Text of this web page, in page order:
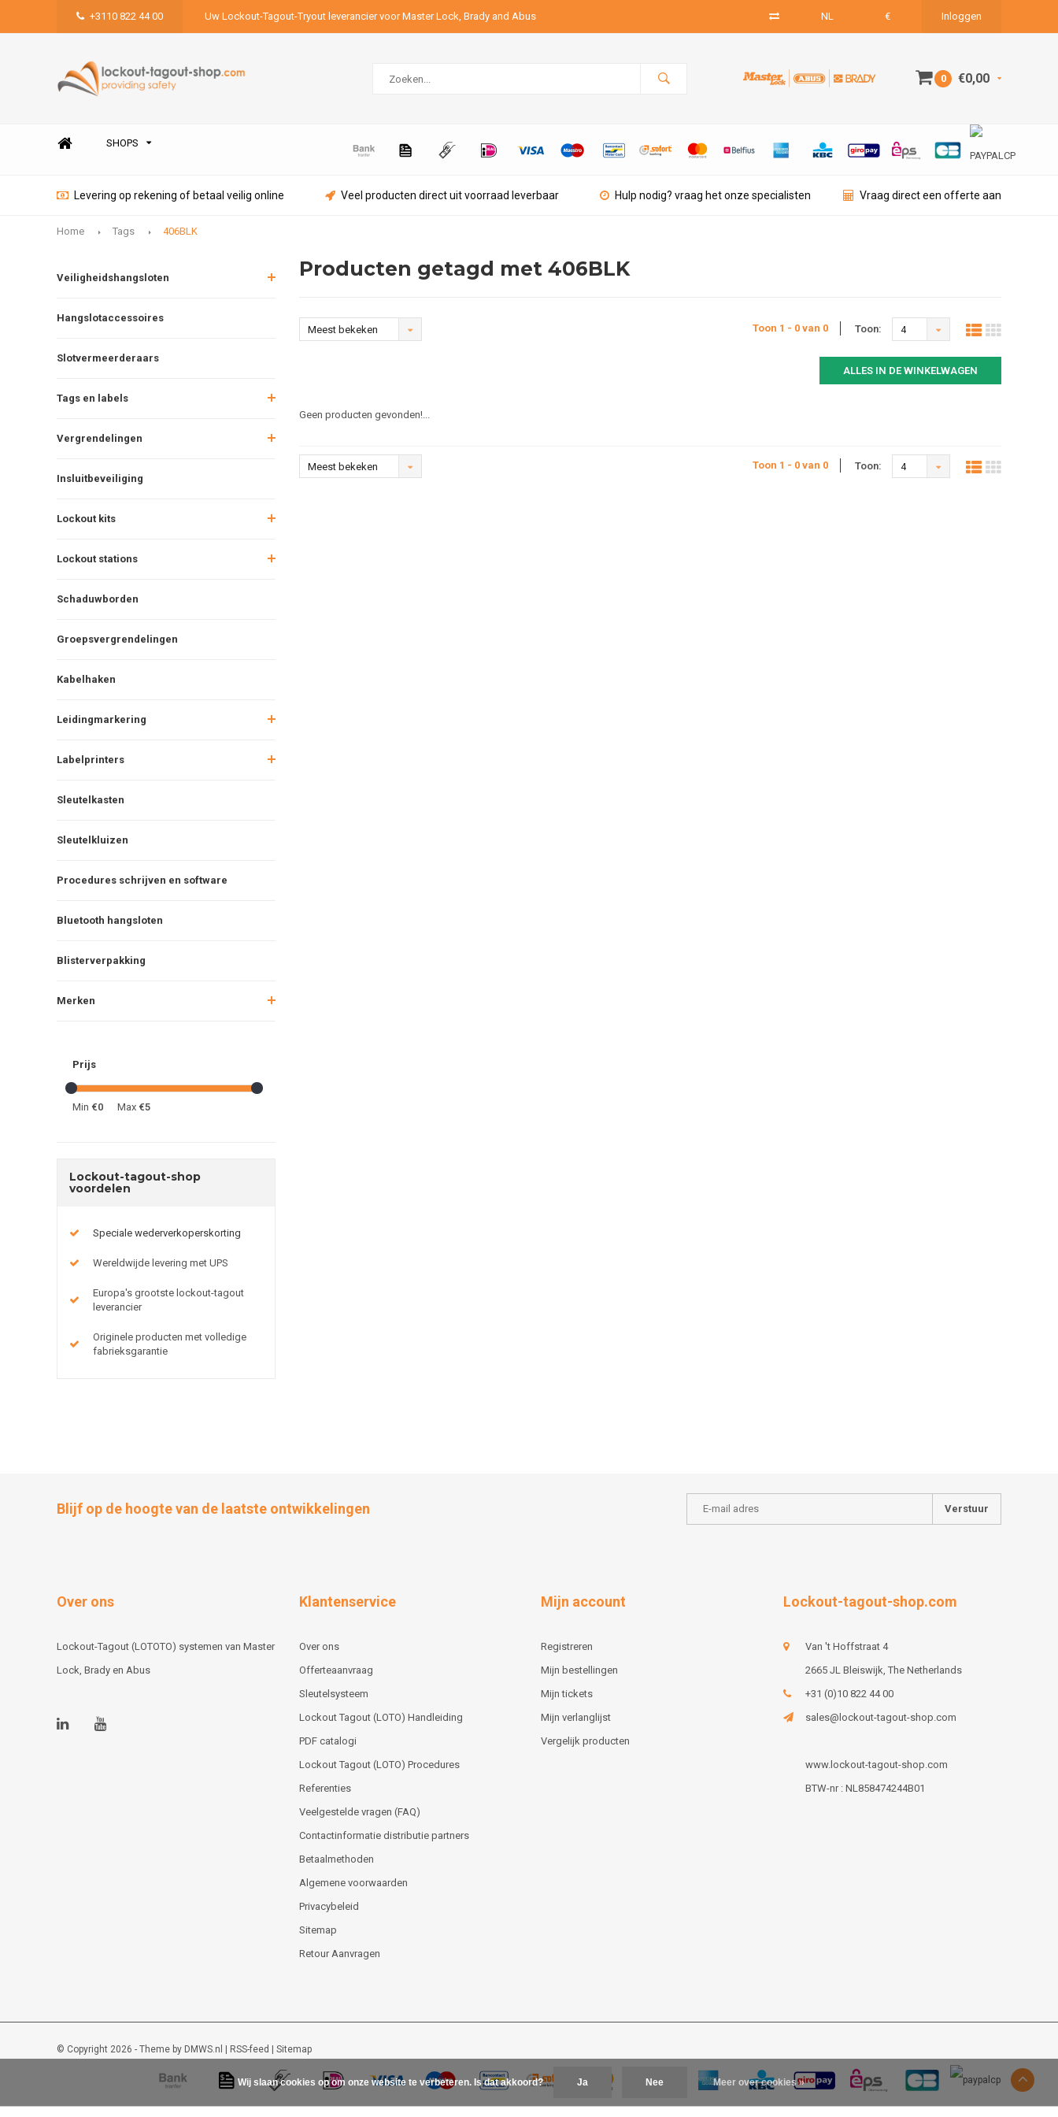
+3110 822 44 00 Uw Lockout-Tagout-Tryout leverancier voor Master Lock, Brady and Abus NL € Inloggen
0 €0,00
SHOPS
Levering op rekening of betaal veilig online Veel producten direct uit voorraad leverbaar Hulp nodig? vraag het onze specialisten Vraag direct een offerte aan
Home Tags 406BLK
Veiligheidshangsloten
Hangslotaccessoires
Slotvermeerderaars
Tags en labels
Vergrendelingen
Insluitbeveiliging
Lockout kits
Lockout stations
Schaduwborden
Groepsvergrendelingen
Kabelhaken
Leidingmarkering
Labelprinters
Sleutelkasten
Sleutelkluizen
Procedures schrijven en software
Bluetooth hangsloten
Blisterverpakking
Merken
Prijs
Min €0 Max €5
Lockout-tagout-shop
voordelen
Speciale wederverkoperskorting
Wereldwijde levering met UPS
Europa's grootste lockout-tagout
leverancier
Originele producten met volledige
fabrieksgarantie
Producten getagd met 406BLK
Meest bekeken Toon 1 - 0 van 0 Toon: 4
ALLES IN DE WINKELWAGEN
Geen producten gevonden!...
Meest bekeken Toon 1 - 0 van 0 Toon: 4
Blijf op de hoogte van de laatste ontwikkelingen Verstuur
Over ons
Lockout-Tagout (LOTOTO) systemen van Master
Lock, Brady en Abus
Klantenservice
Over ons
Offerteaanvraag
Sleutelsysteem
Lockout Tagout (LOTO) Handleiding
PDF catalogi
Lockout Tagout (LOTO) Procedures
Referenties
Veelgestelde vragen (FAQ)
Contactinformatie distributie partners
Betaalmethoden
Algemene voorwaarden
Privacybeleid
Sitemap
Retour Aanvragen
Mijn account
Registreren
Mijn bestellingen
Mijn tickets
Mijn verlanglijst
Vergelijk producten
Lockout-tagout-shop.com
Van 't Hoffstraat 4
2665 JL Bleiswijk, The Netherlands
+31 (0)10 822 44 00
sales@lockout-tagout-shop.com
www.lockout-tagout-shop.com
BTW-nr : NL858474244B01
© Copyright 2026 - Theme by DMWS.nl | RSS-feed | Sitemap
Lockout-tagout-shop 9/10-48beoordelingen opKiyoh
Wij slaan cookies op om onze website te verbeteren. Is dat akkoord? Ja Nee Meer over cookies »